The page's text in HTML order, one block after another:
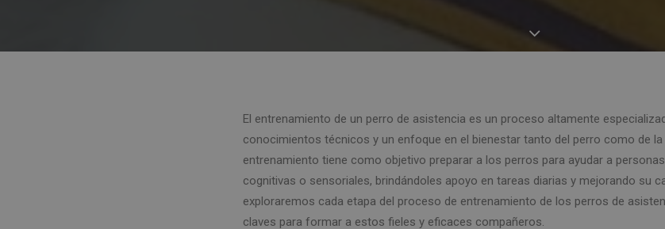
El entrenamiento de un perro de asistencia es un proceso altamente
conocimientos técnicos y un enfoque en el bienestar tanto del perro como de
entrenamiento tiene como objetivo preparar a los perros para ayudar a
cognitivas o sensoriales, brindándoles apoyo en tareas diarias y mejorando su
exploraremos cada etapa del proceso de entrenamiento de los perros de
claves para formar a estos fieles y eficaces compañeros.